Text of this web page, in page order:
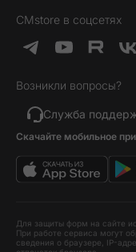
Услуги и софт
Идеи подарков
Товары дня
Выгодные комплекты
Хиты продаж
Уценка
CMstore в соцсетях
Возникли вопросы?
Служба
Скачайте мобильное
Для защиты форм на сайте
При работе сервиса могут
сведения о браузере, IP-